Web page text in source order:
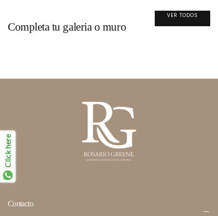
Completa tu galeria o muro
VER TODOS
Contacto
Click here